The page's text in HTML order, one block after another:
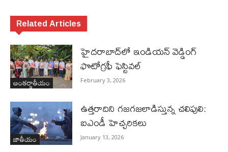
Related Articles
అంతర్జాతీయం
హైదరాబాద్‌లో ఇండియన్ వెడ్డింగ్
ఫొటోగ్రఫీ ఫెస్టివల్
February 3, 2026
జాతీయం
ఉత్తరాదిని గజగజలాడిస్తున్న చలిపులి:
ఐఎండీ హెచ్చరికలు
January 13, 2026